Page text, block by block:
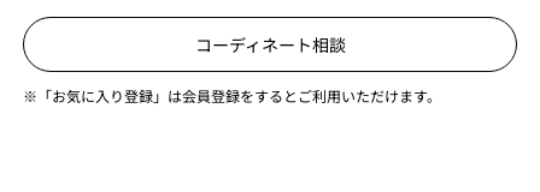
コーディネート相談
※「お気に入り登録」は会員登録をするとご利用いただけます。